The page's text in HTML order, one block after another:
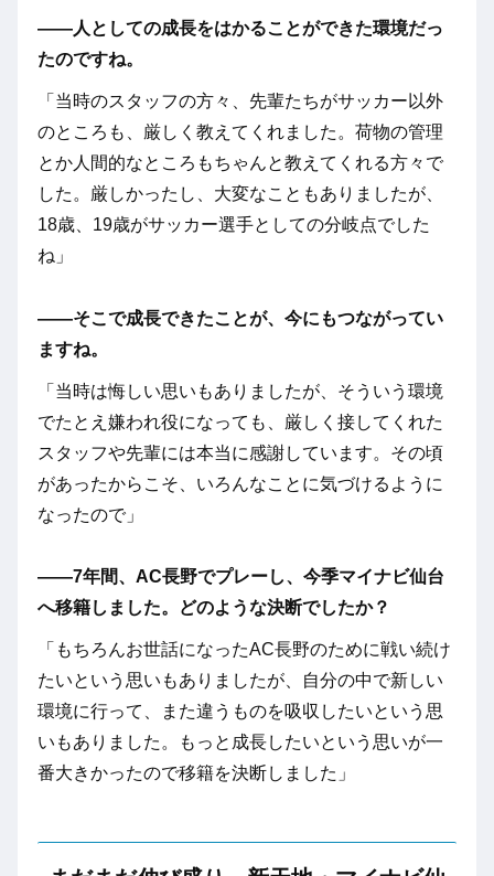
――人としての成長をはかることができた環境だっ
たのですね。
「当時のスタッフの方々、先輩たちがサッカー以外
のところも、厳しく教えてくれました。荷物の管理
とか人間的なところもちゃんと教えてくれる方々で
した。厳しかったし、大変なこともありましたが、
18歳、19歳がサッカー選手としての分岐点でした
ね」
――そこで成長できたことが、今にもつながってい
ますね。
「当時は悔しい思いもありましたが、そういう環境
でたとえ嫌われ役になっても、厳しく接してくれた
スタッフや先輩には本当に感謝しています。その頃
があったからこそ、いろんなことに気づけるように
なったので」
――7年間、AC長野でプレーし、今季マイナビ仙台
へ移籍しました。どのような決断でしたか？
「もちろんお世話になったAC長野のために戦い続け
たいという思いもありましたが、自分の中で新しい
環境に行って、また違うものを吸収したいという思
いもありました。もっと成長したいという思いが一
番大きかったので移籍を決断しました」